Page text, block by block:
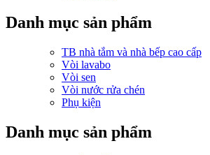
Danh mục sản phẩm
TB nhà tắm và nhà bếp cao cấp
Vòi lavabo
Vòi sen
Vòi nước rửa chén
Phụ kiện
Danh mục sản phẩm